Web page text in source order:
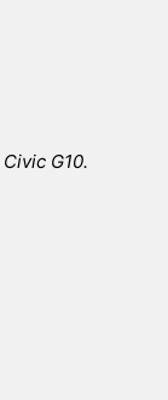
Civic G10.